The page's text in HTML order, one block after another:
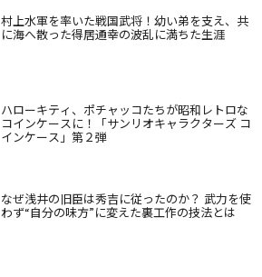
村上水軍を率いた戦国武将！幼い弟を支え、共
に海へ散った得居通幸の波乱に満ちた生涯
ハローキティ、ポチャッコたちが昭和レトロな
コインケースに！「サンリオキャラクターズ コ
インケース」第２弾
なぜ浅井の旧臣は秀吉に従ったのか？ 武力を使
わず“自分の味方”に変えた裏工作の技法とは